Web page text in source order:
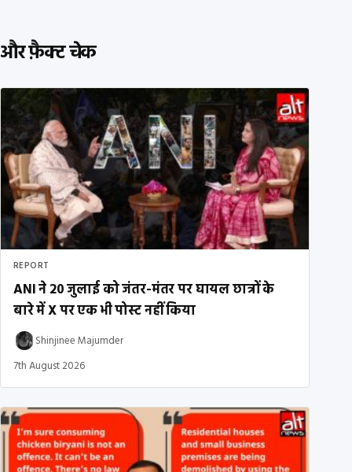
और फ़ैक्ट चेक
REPORT
ANI ने 20 जुलाई को जंतर-मंतर पर घायल छात्रों के
बारे में X पर एक भी पोस्ट नहीं किया
Shinjinee Majumder
7th August 2026